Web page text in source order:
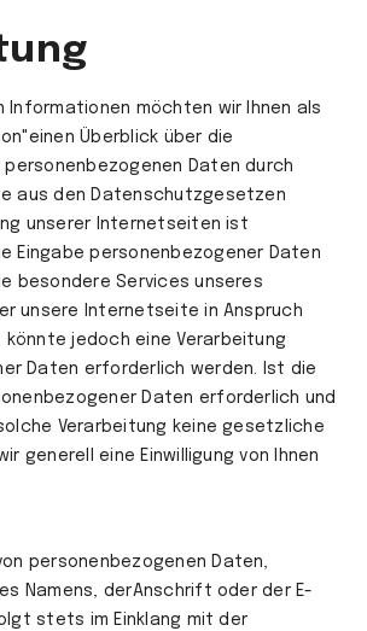
Informationen möchten wir Ihnen als
Überblick über die
personenbezogenen Daten durch
aus den Datenschutzgesetzen
unserer Internetseiten ist
Eingabe personenbezogener Daten
besondere Services unseres
unsere Internetseite in Anspruch
könnte jedoch eine Verarbeitung
Daten erforderlich werden. Ist die
Daten erforderlich und
Verarbeitung keine gesetzliche
generell eine Einwilligung von Ihnen
personenbezogenen Daten,
Namens, derAnschrift oder der E-
stets im Einklang mit der